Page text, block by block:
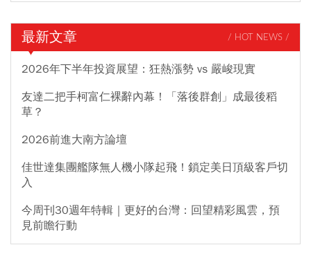
最新文章 / HOT NEWS /
2026年下半年投資展望：狂熱漲勢 vs 嚴峻現實
友達二把手柯富仁裸辭內幕！「落後群創」成最後稻
草？
2026前進大南方論壇
佳世達集團艦隊無人機小隊起飛！鎖定美日頂級客戶切
入
今周刊30週年特輯｜更好的台灣：回望精彩風雲，預
見前瞻行動